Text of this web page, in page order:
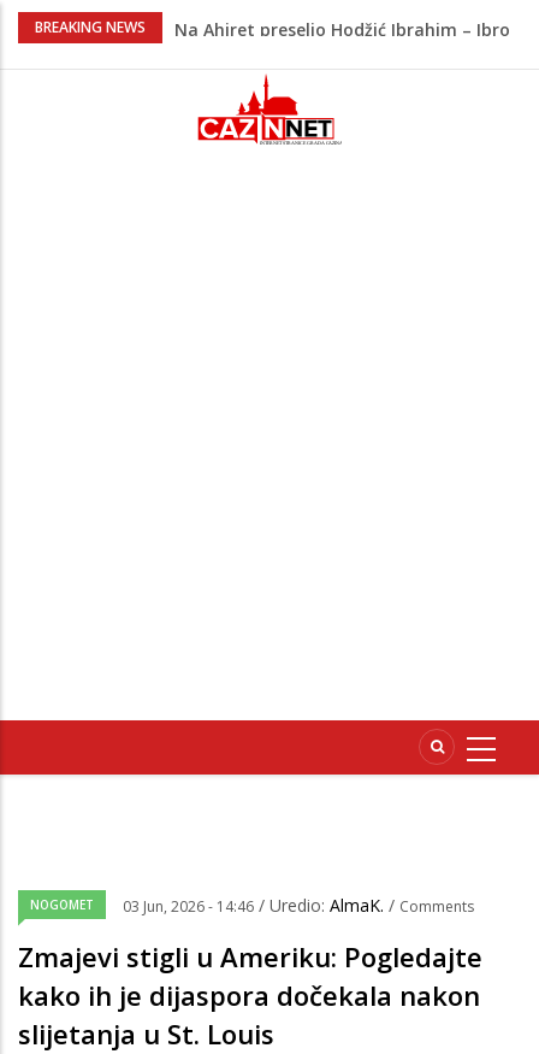
BREAKING NEWS
Na Ahiret preselio Hodžić Ibrahim – Ibro
Bliski istok na ivici nove eskalacije?
Napad na rafineriju Saudi Aramca
podigao tenzije
NOGOMET 03 Jun, 2026 - 14:46 / Uredio: AlmaK. / Comments
Zmajevi stigli u Ameriku: Pogledajte
kako ih je dijaspora dočekala nakon
slijetanja u St. Louis